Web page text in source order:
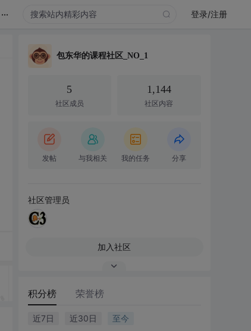
... 登录/注册
包东华的课程社区_NO_1
5
社区成员
1,144
社区内容
发帖 与我相关 我的任务 分享
社区管理员
加入社区
积分榜 荣誉榜
近7日 近30日 至今